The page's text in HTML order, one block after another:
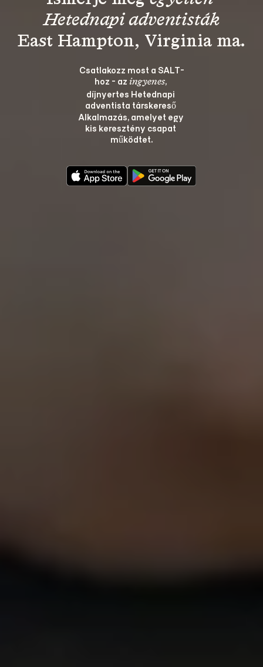
Hetednapi adventisták
Csatlakozz most a SALT-
hoz - az ingyenes,
díjnyertes Hetednapi
adventista társkereső
Alkalmazás, amelyet egy
kis keresztény csapat
működtet.